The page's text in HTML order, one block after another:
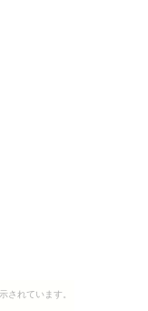
されています。